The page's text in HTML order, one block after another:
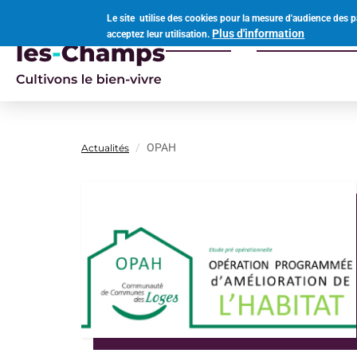
Le site utilise des cookies pour la mesure d'audience des
acceptez leur utilisation. Plus d'information
principal
principale
Votre mairie Vivre à
Actualités OPAH